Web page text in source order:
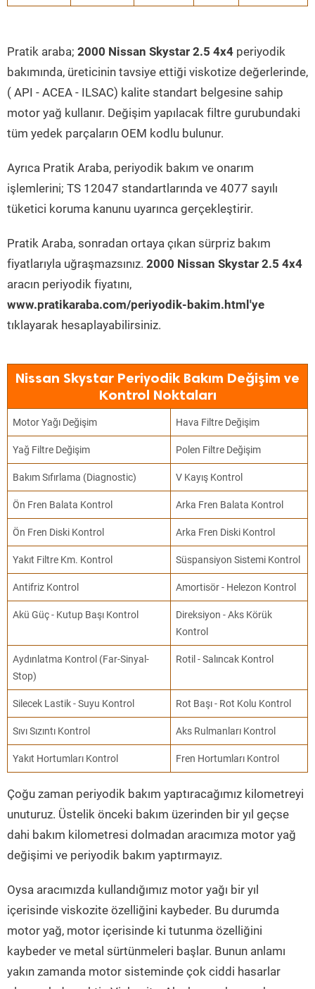
Pratik araba; 2000 Nissan Skystar 2.5 4x4 periyodik
bakımında, üreticinin tavsiye ettiği viskotize değerlerinde,
( API - ACEA - ILSAC) kalite standart belgesine sahip
motor yağ kullanır. Değişim yapılacak filtre gurubundaki
tüm yedek parçaların OEM kodlu bulunur.
Ayrıca Pratik Araba, periyodik bakım ve onarım
işlemlerini; TS 12047 standartlarında ve 4077 sayılı
tüketici koruma kanunu uyarınca gerçekleştirir.
Pratik Araba, sonradan ortaya çıkan sürpriz bakım
fiyatlarıyla uğraşmazsınız. 2000 Nissan Skystar 2.5 4x4
aracın periyodik fiyatını,
www.pratikaraba.com/periyodik-bakim.html'ye
tıklayarak hesaplayabilirsiniz.
Nissan Skystar Periyodik Bakım Değişim ve
Kontrol Noktaları
Motor Yağı Değişim Hava Filtre Değişim
Yağ Filtre Değişim Polen Filtre Değişim
Bakım Sıfırlama (Diagnostic) V Kayış Kontrol
Ön Fren Balata Kontrol Arka Fren Balata Kontrol
Ön Fren Diski Kontrol Arka Fren Diski Kontrol
Yakıt Filtre Km. Kontrol Süspansiyon Sistemi Kontrol
Antifriz Kontrol Amortisör - Helezon Kontrol
Akü Güç - Kutup Başı Kontrol
Direksiyon - Aks Körük
Kontrol
Aydınlatma Kontrol (Far-Sinyal-
Stop)
Rotil - Salıncak Kontrol
Silecek Lastik - Suyu Kontrol Rot Başı - Rot Kolu Kontrol
Sıvı Sızıntı Kontrol Aks Rulmanları Kontrol
Yakıt Hortumları Kontrol Fren Hortumları Kontrol
Çoğu zaman periyodik bakım yaptıracağımız kilometreyi
unuturuz. Üstelik önceki bakım üzerinden bir yıl geçse
dahi bakım kilometresi dolmadan aracımıza motor yağ
değişimi ve periyodik bakım yaptırmayız.
Oysa aracımızda kullandığımız motor yağı bir yıl
içerisinde viskozite özelliğini kaybeder. Bu durumda
motor yağ, motor içerisinde ki tutunma özelliğini
kaybeder ve metal sürtünmeleri başlar. Bunun anlamı
yakın zamanda motor sisteminde çok ciddi hasarlar